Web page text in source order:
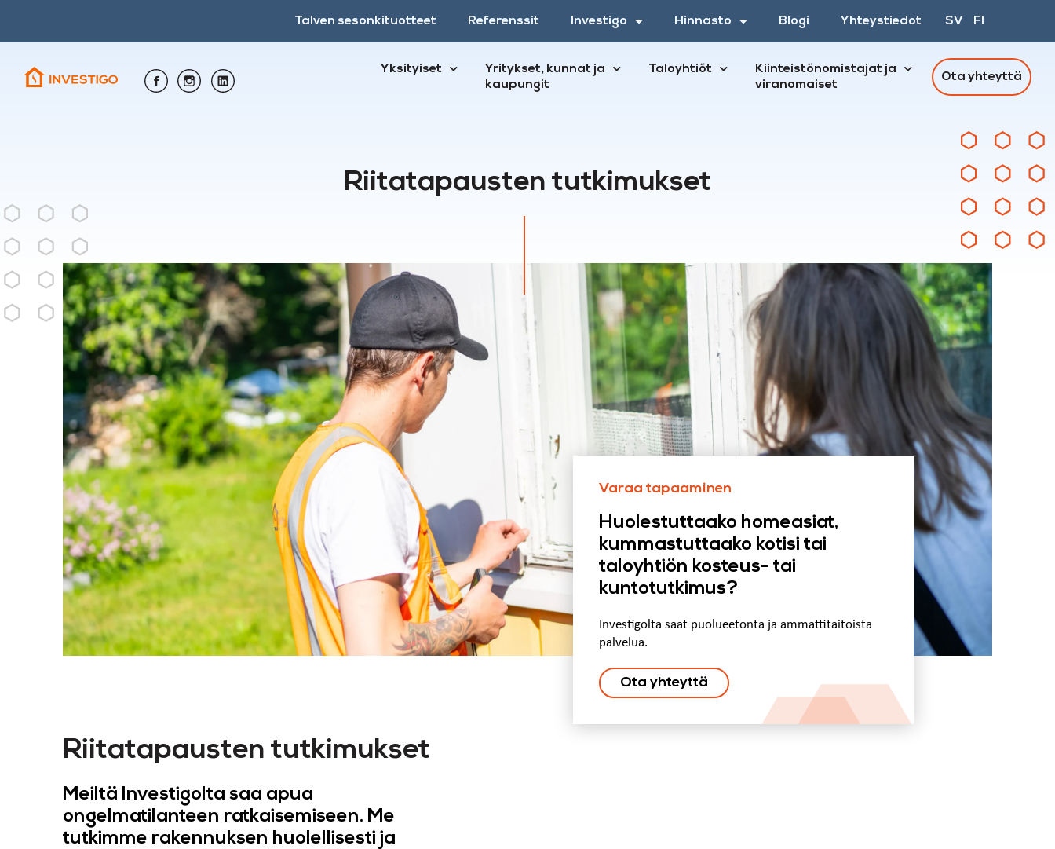
Talven sesonkituotteet Referenssit Investigo Hinnasto Blogi Yhteystiedot SV FI
Yksityiset
Yritykset, kunnat ja
kaupungit
Taloyhtiöt
Kiinteistönomistajat ja
viranomaiset
Ota yhteyttä
Riitatapausten tutkimukset
Varaa tapaaminen
Huolestuttaako homeasiat,
kummastuttaako kotisi tai
taloyhtiön kosteus- tai
kuntotutkimus?
Investigolta saat puolueetonta ja ammattitaitoista
palvelua.
Ota yhteyttä
Riitatapausten tutkimukset
Meiltä Investigolta saa apua
ongelmatilanteen ratkaisemiseen. Me
tutkimme rakennuksen huolellisesti ja